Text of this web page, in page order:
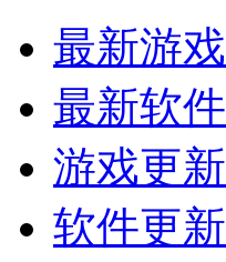
最新游戏
最新软件
游戏更新
软件更新